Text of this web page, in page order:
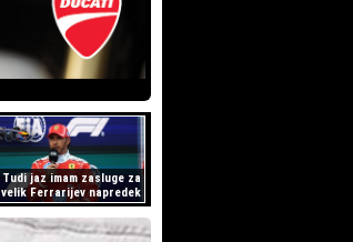
Tudi jaz imam zasluge za
velik Ferrarijev napredek